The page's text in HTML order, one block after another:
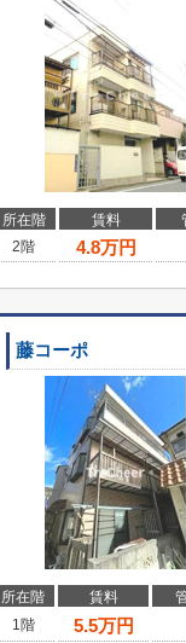
所在階 賃料
2階
4.8万円
藤コーポ
所在階 賃料
1階
5.5万円